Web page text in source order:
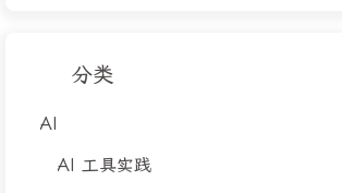
分类
AI
AI 工具实践